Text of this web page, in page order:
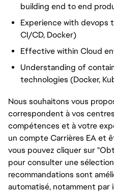
building end to end
Experience with devops
CI/CD, Docker)
Effective within Cloud
Understanding of
technologies (Docker,
Nous souhaitons vous
correspondent à vos
compétences et à votre
un compte Carrières EA et
vous pouvez cliquer sur
pour consulter une
recommandations sont
automatisé, notamment par